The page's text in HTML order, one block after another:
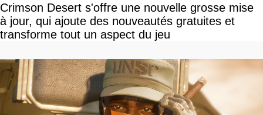
Crimson Desert s'offre une nouvelle grosse mise
à jour, qui ajoute des nouveautés gratuites et
transforme tout un aspect du jeu